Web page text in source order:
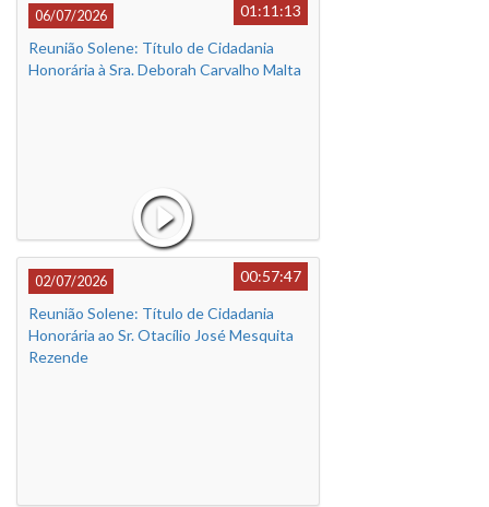
06/07/2026
01:11:13
Reunião Solene: Título de Cidadania
Honorária à Sra. Deborah Carvalho Malta
02/07/2026
00:57:47
Reunião Solene: Título de Cidadania
Honorária ao Sr. Otacílio José Mesquita
Rezende